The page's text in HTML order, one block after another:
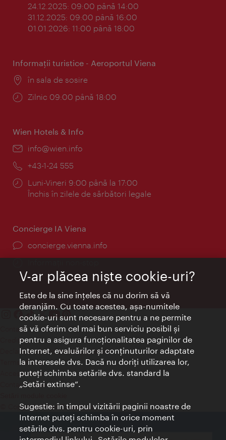
24.12.2025: 09:00 până 14:00
31.12.2025: 09:00 până 16:00
01.01.2026: 11:00 până 18:00
Informaţii turistice - Aeroportul Viena
Locul:
în sala de sosire
Program:
Zilnic 09:00 până 18:00
Wien Hotels & Info
E-
info@wien.info
Telefon:
+43-1-24 555
Program:
Luni-Vineri 9:00 până la 17:00
Închis în zilele de sărbători legale
Concierge IA Viena
concierge.vienna.info
Contact
Credits
Declaraţie privind protecţia datelor
Terms of Use
Accesibilitate
Contact presa
© Copyright Wien Tourismus
V-ar plăcea nişte cookie-uri?
Este de la sine înţeles că nu dorim să vă
deranjăm. Cu toate acestea, aşa-numitele
cookie-uri sunt necesare pentru a ne permite
să vă oferim cel mai bun serviciu posibil şi
pentru a asigura funcţionalitatea paginilor de
Internet, evaluărilor şi conţinuturilor adaptate
la interesele dvs. Dacă nu doriţi utilizarea lor,
puteţi schimba setările dvs. standard la
„Setări extinse“.
Sugestie: în timpul vizitării paginii noastre de
Internet puteţi schimba în orice moment
setările dvs. pentru cookie-uri, prin